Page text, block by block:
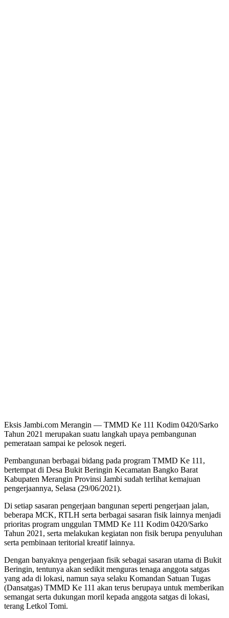
Eksis Jambi.com Merangin — TMMD Ke 111 Kodim 0420/Sarko
Tahun 2021 merupakan suatu langkah upaya pembangunan
pemerataan sampai ke pelosok negeri.
Pembangunan berbagai bidang pada program TMMD Ke 111,
bertempat di Desa Bukit Beringin Kecamatan Bangko Barat
Kabupaten Merangin Provinsi Jambi sudah terlihat kemajuan
pengerjaannya, Selasa (29/06/2021).
Di setiap sasaran pengerjaan bangunan seperti pengerjaan jalan,
beberapa MCK, RTLH serta berbagai sasaran fisik lainnya menjadi
prioritas program unggulan TMMD Ke 111 Kodim 0420/Sarko
Tahun 2021, serta melakukan kegiatan non fisik berupa penyuluhan
serta pembinaan teritorial kreatif lainnya.
Dengan banyaknya pengerjaan fisik sebagai sasaran utama di Bukit
Beringin, tentunya akan sedikit menguras tenaga anggota satgas
yang ada di lokasi, namun saya selaku Komandan Satuan Tugas
(Dansatgas) TMMD Ke 111 akan terus berupaya untuk memberikan
semangat serta dukungan moril kepada anggota satgas di lokasi,
terang Letkol Tomi.